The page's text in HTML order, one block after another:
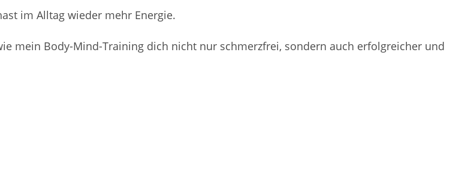
im Alltag wieder mehr Energie.
mein Body-Mind-Training dich nicht nur schmerzfrei, sondern auch erfolgreicher und